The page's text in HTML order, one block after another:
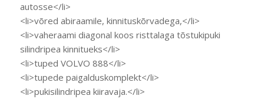
autosse</li>
<li>võred abiraamile, kinnituskõrvadega,</li>
<li>vaheraami diagonal koos risttalaga tõstukipuki
silindripea kinnitueks</li>
<li>tuped VOLVO 888</li>
<li>tupede paigalduskomplekt</li>
<li>pukisilindripea kiiravaja.</li>